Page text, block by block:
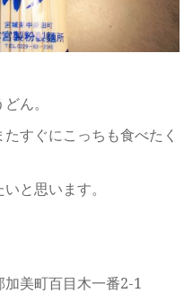
ん。
すぐにこっちも食べたく
と思います。
美町百目木一番2-1